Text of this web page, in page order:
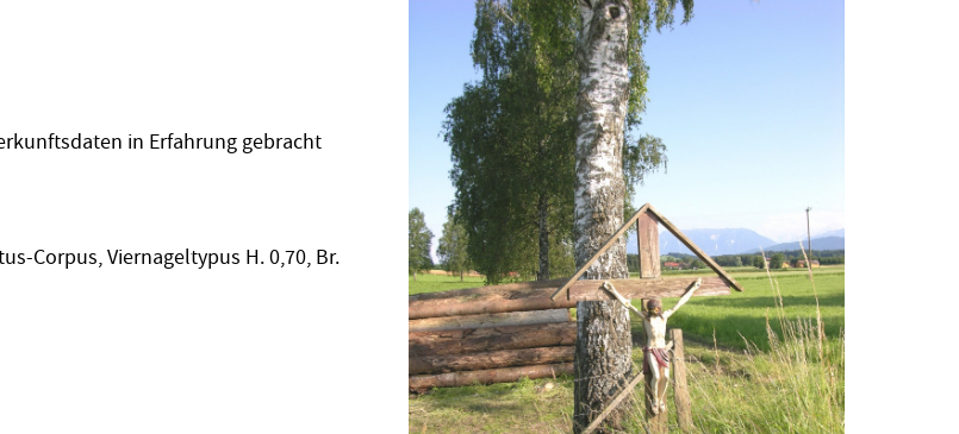
in Erfahrung gebracht
Corpus, Viernageltypus H. 0,70, Br.